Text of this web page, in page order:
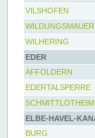
VILSHOFEN
WILDUNGSMAUER
WILHERING
EDER
AFFOLDERN
EDERTALSPERRE
SCHMITTLOTHEIM
ELBE-HAVEL-
BURG